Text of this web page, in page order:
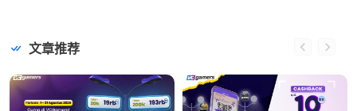
文章推荐